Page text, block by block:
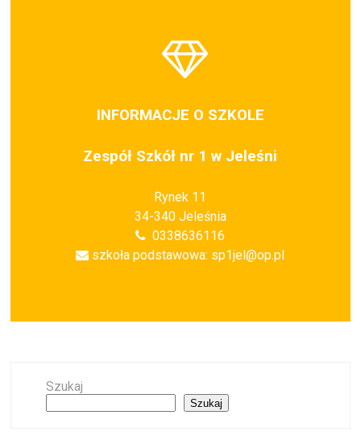
INFORMACJE O SZKOLE
Zespół Szkół nr 1 w Jeleśni
Rynek 11
34-340 Jeleśnia
0338636116
szkoła podstawowa: sp1jel@op.pl
Szukaj
Szukaj